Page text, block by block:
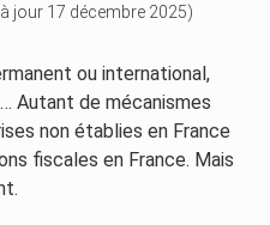
jour 17 décembre 2025)
ou international,
Autant de mécanismes
non établies en France
fiscales en France. Mais